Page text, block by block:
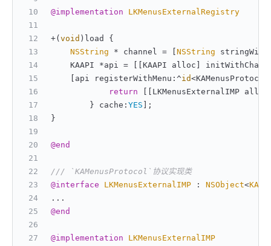
@implementation LKMenusExternalRegistry
+( void )load {
NSString * channel = [ NSString
KAAPI *api = [[KAAPI alloc]
    [api registerWithMenu:^
id
return [[LKMenusExternalIMP
        } cache:
YES ];
}
@end
/// `KAMenusProtocol`协议实现类
@interface
LKMenusExternalIMP : NSObject<
...
@end
@implementation
LKMenusExternalIMP